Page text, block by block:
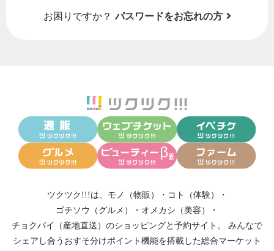
お困りですか？ パスワードをお忘れの方
ツクツク!!!は、 モノ（物販） ・ コト（体験）
・
ゴチソウ（グルメ）
・ オメカシ（美容）
・
チョクバイ（産地直送） のショッピングと予約サイト。
みんなで
シェアし合う おすそ分けポイント機能を搭載した総合マーケット